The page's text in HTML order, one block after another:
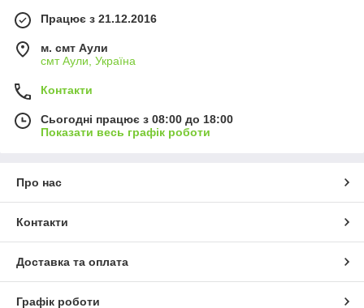
Працює з 21.12.2016
м. смт Аули
смт Аули, Україна
Контакти
Сьогодні працює з 08:00 до 18:00
Показати весь графік роботи
Про нас
Контакти
Доставка та оплата
Графік роботи